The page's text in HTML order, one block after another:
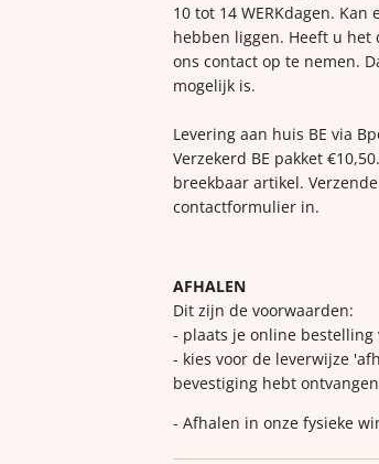
10 tot 14 WERKdagen.
hebben liggen. Heeft u
ons contact op te nemen.
mogelijk is.
Levering aan huis BE via
Verzekerd BE pakket
breekbaar artikel.
contactformulier in.
AFHALEN
Dit zijn de voorwaarden:
- plaats je online bestelling
- kies voor de leverwijze
bevestiging hebt
- Afhalen in onze fysieke